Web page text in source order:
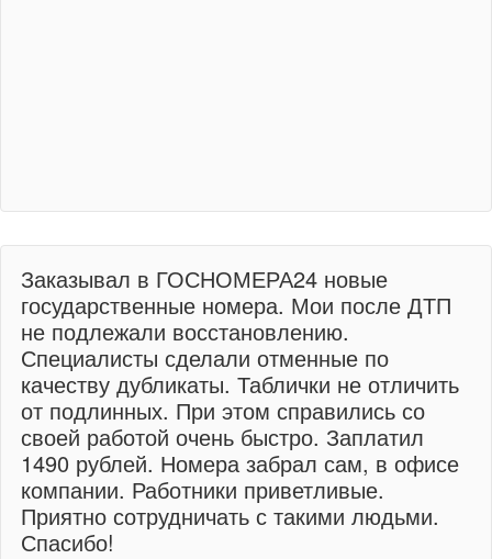
Заказывал в ГОСНОМЕРА24 новые
государственные номера. Мои после ДТП
не подлежали восстановлению.
Специалисты сделали отменные по
качеству дубликаты. Таблички не отличить
от подлинных. При этом справились со
своей работой очень быстро. Заплатил
1490 рублей. Номера забрал сам, в офисе
компании. Работники приветливые.
Приятно сотрудничать с такими людьми.
Спасибо!